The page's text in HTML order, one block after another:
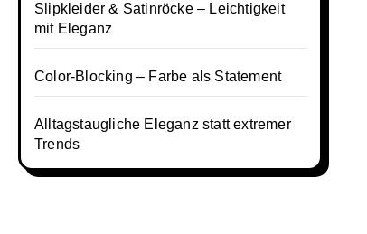
Slipkleider & Satinröcke – Leichtigkeit
mit Eleganz
Color-Blocking – Farbe als Statement
Alltagstaugliche Eleganz statt extremer
Trends